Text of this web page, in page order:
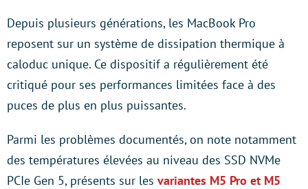
Depuis plusieurs générations, les MacBook Pro
reposent sur un système de dissipation thermique à
caloduc unique. Ce dispositif a régulièrement été
critiqué pour ses performances limitées face à des
puces de plus en plus puissantes.
Parmi les problèmes documentés, on note notamment
des températures élevées au niveau des SSD NVMe
PCIe Gen 5, présents sur les variantes M5 Pro et M5